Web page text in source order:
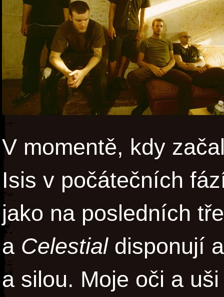
V momentě, kdy
Isis v počátečních
jako na posledních
a Celestialdisponují
a silou. Moje oči a